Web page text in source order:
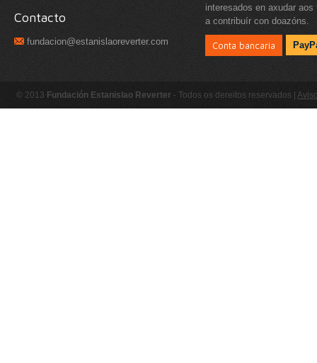
Contacto
fundacion@estanislaoreverter.com
interesados en axudar
a contribuír con doazóns.
Conta bancaria
© 2013 Fundación Estanislao Reverter - Todos os dereitos reservados |